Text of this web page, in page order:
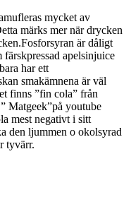
mycket av
märks mer när drycken
är dåligt
apelsinjuice
har ett
smakämnena är väl
finns ”fin cola” från
Matgeek”på youtube
mest negativt i sitt
den ljummen o okolsyrad
tyvärr.